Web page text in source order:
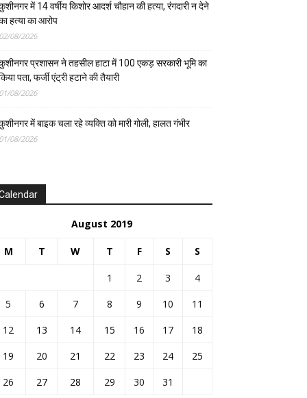
में 14 वर्षीय किशोर आदर्श चौहान की हत्या, रंगदारी न देने
हत्या का आरोप
02/08/2026
प्रशासन ने तहसील हाटा में 100 एकड़ सरकारी भूमि का
पता, फर्जी एंट्री हटाने की तैयारी
01/08/2026
में बाइक चला रहे व्यक्ति को मारी गोली, हालत गंभीर
01/08/2026
August 2019
M T W T F S S
1 2 3
4
5
6 7 8 9 10
11
12
13 14 15 16 17
18
19
20 21 22 23 24
25
26
27 28 29 30
31